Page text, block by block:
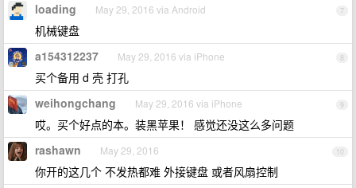
7
loading May 29, 2016 via Android
机械键盘
8
a154312237 May 29, 2016 via iPhone
买个备用 d 壳 打孔
9
weihongchang May 29, 2016 via iPhone
哎。买个好点的本。装黑苹果！ 感觉还没这么多问题
10
rashawn May 29, 2016
你开的这几个 不发热都难 外接键盘 或者风扇控制